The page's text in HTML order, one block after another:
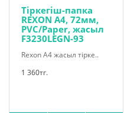
Тіркегіш-папка
REXON A4, 72мм,
PVC/Paper, жасыл
F3230LEGN-93
Rexon A4 жасыл тірке..
1 360тг.